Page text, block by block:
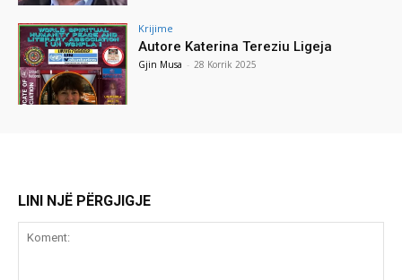
Krijime
Autore Katerina Tereziu Ligeja
Gjin Musa - 28 Korrik 2025
LINI NJË PËRGJIGJE